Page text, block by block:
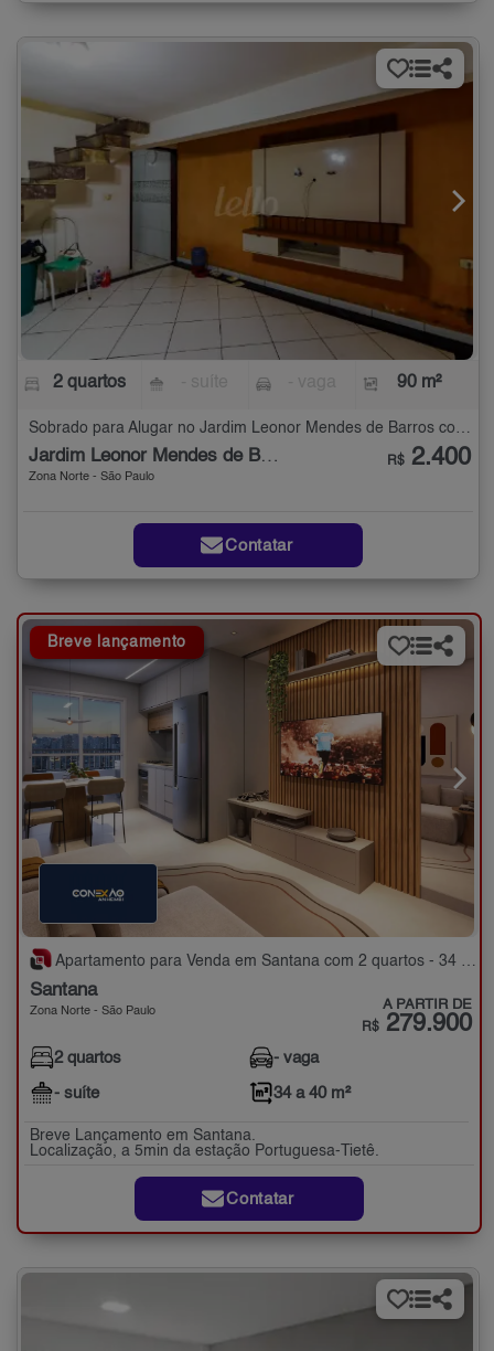
2 quartos 90 m²
Sobrado para Alugar no Jardim Leonor Mendes de Barros com 2 quartos - 90 m²
Jardim Leonor Mendes de Barros
Zona Norte - São Paulo
R$ 2.400
Contatar
Breve lançamento
Apartamento para Venda em Santana com 2 quartos - 34 a 40 m²
Santana
Zona Norte - São Paulo A PARTIR DE
R$ 279.900
2 quartos
- suíte
- vaga
34 a 40 m²
Breve Lançamento em Santana.
Localização, a 5min da estação Portuguesa-Tietê.
Contatar